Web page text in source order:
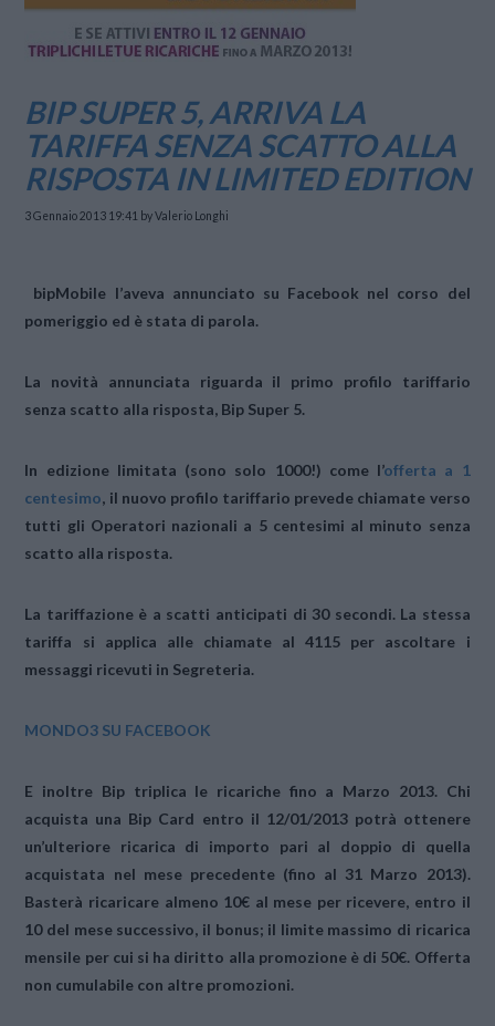
BIP SUPER 5, ARRIVA LA
TARIFFA SENZA SCATTO ALLA
RISPOSTA IN LIMITED EDITION
3 Gennaio 2013 19:41 by Valerio Longhi
bipMobile l’aveva annunciato su Facebook nel corso del
pomeriggio ed è stata di parola.
La novità annunciata riguarda il primo profilo tariffario
senza scatto alla risposta, Bip Super 5.
In edizione limitata (sono solo 1000!) come l’offerta a 1
centesimo, il nuovo profilo tariffario prevede chiamate verso
tutti gli Operatori nazionali a 5 centesimi al minuto senza
scatto alla risposta.
La tariffazione è a scatti anticipati di 30 secondi. La stessa
tariffa si applica alle chiamate al 4115 per ascoltare i
messaggi ricevuti in Segreteria.
MONDO3 SU FACEBOOK
E inoltre Bip triplica le ricariche fino a Marzo 2013. Chi
acquista una Bip Card entro il 12/01/2013 potrà ottenere
un’ulteriore ricarica di importo pari al doppio di quella
acquistata nel mese precedente (fino al 31 Marzo 2013).
Basterà ricaricare almeno 10€ al mese per ricevere, entro il
10 del mese successivo, il bonus; il limite massimo di ricarica
mensile per cui si ha diritto alla promozione è di 50€. Offerta
non cumulabile con altre promozioni.